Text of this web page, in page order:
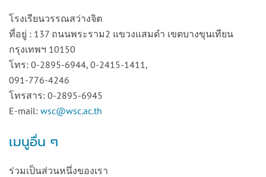
โรงเรียนวรรณสว่างจิต
ที่อยู่ : 137 ถนนพระราม2 แขวงแสมดำ เขตบางขุนเทียน
กรุงเทพฯ 10150
โทร: 0-2895-6944, 0-2415-1411,
091-776-4246
โทรสาร: 0-2895-6945
E-mail: wsc@wsc.ac.th
เมนูอื่น ๆ
ร่วมเป็นส่วนหนึ่งของเรา